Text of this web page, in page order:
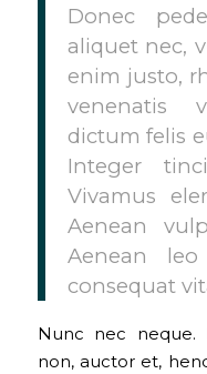
Donec
aliquet nec,
enim justo,
venenatis
dictum felis
Integer
Vivamus
Aenean
Aenean
consequat
Nunc nec neque.
non, auctor et,